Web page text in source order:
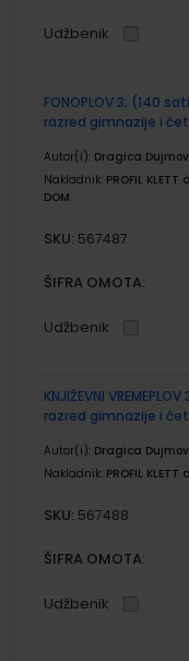
Udžbenik
FONOPLOV 3; (140
razred gimnazije i
Autor(i): Dragica
Nakladnik: PROFIL KLETT
DOM
SKU: 567487
ŠIFRA OMOTA:
Udžbenik
KNJIŽEVNI
razred gimnazije i
Autor(i): Dragica
Nakladnik: PROFIL KLETT
SKU: 567488
ŠIFRA OMOTA:
Udžbenik